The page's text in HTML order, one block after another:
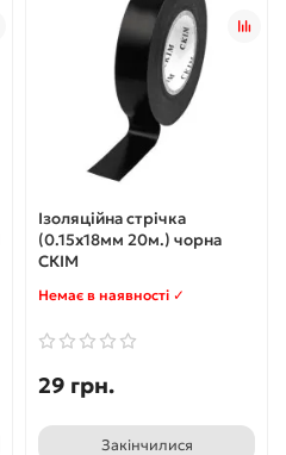
Ізоляційна стрічка
(0.15х18мм 20м.) чорна
СКІМ
Немає в наявності ✓
29 грн.
Закінчилися